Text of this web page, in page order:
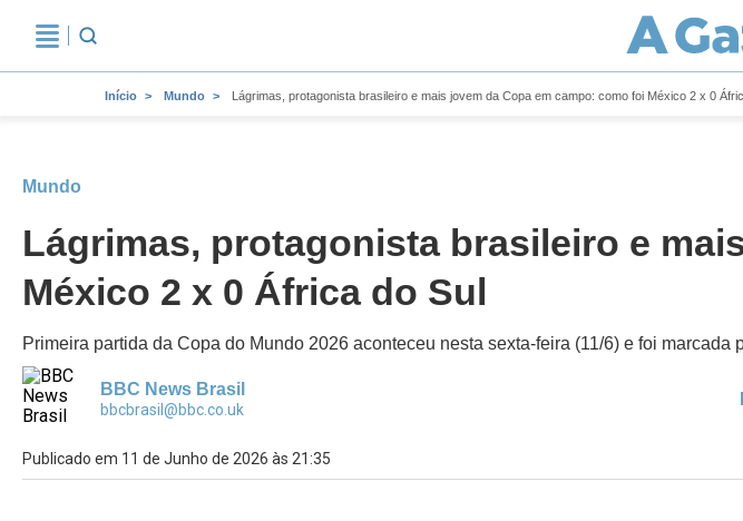
Início Mundo Lágrimas, protagonista brasileiro e mais jovem da Copa em campo: como foi México 2 x 0
Mundo
Lágrimas, protagonista brasileiro e
México 2 x 0 África do Sul
Primeira partida da Copa do Mundo 2026 aconteceu nesta sexta-feira (11/6) e foi marcada
BBC News Brasil
bbcbrasil@bbc.co.uk
Publicado em 11 de Junho de 2026 às 21:35